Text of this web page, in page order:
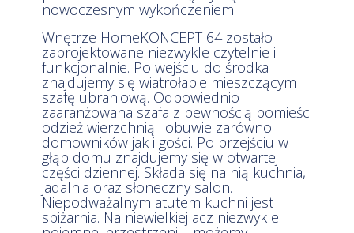
Wnętrze HomeKONCEPT 64 zostało
zaprojektowane niezwykle czytelnie i
funkcjonalnie. Po wejściu do środka
znajdujemy się wiatrołapie mieszczącym
szafę ubraniową. Odpowiednio
zaaranżowana szafa z pewnością
pomieści odzież wierzchnią i obuwie
zarówno domowników jak i gości. Po
przejściu w głąb domu znajdujemy się w
otwartej części dziennej. Składa się na
nią kuchnia, jadalnia oraz słoneczny
salon. Niepodważalnym atutem kuchni
jest spiżarnia. Na niewielkiej acz
niezwykle pojemnej przestrzeni –
możemy przechowywać zapasy